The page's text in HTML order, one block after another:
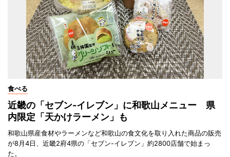
食べる
近畿の「セブン-イレブン」に和歌山メニュー 県
内限定「天かけラーメン」も
和歌山県産食材やラーメンなど和歌山の食文化を取り入れた商品の販売
が8月4日、近畿2府4県の「セブン-イレブン」約2800店舗で始まっ
た。